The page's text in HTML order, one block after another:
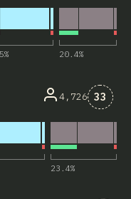
% 20.4%
23.4%
4,726 对
33